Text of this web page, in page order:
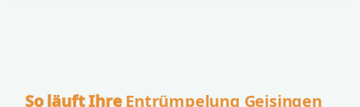
So läuft IhreEntrümpelung Geisingen